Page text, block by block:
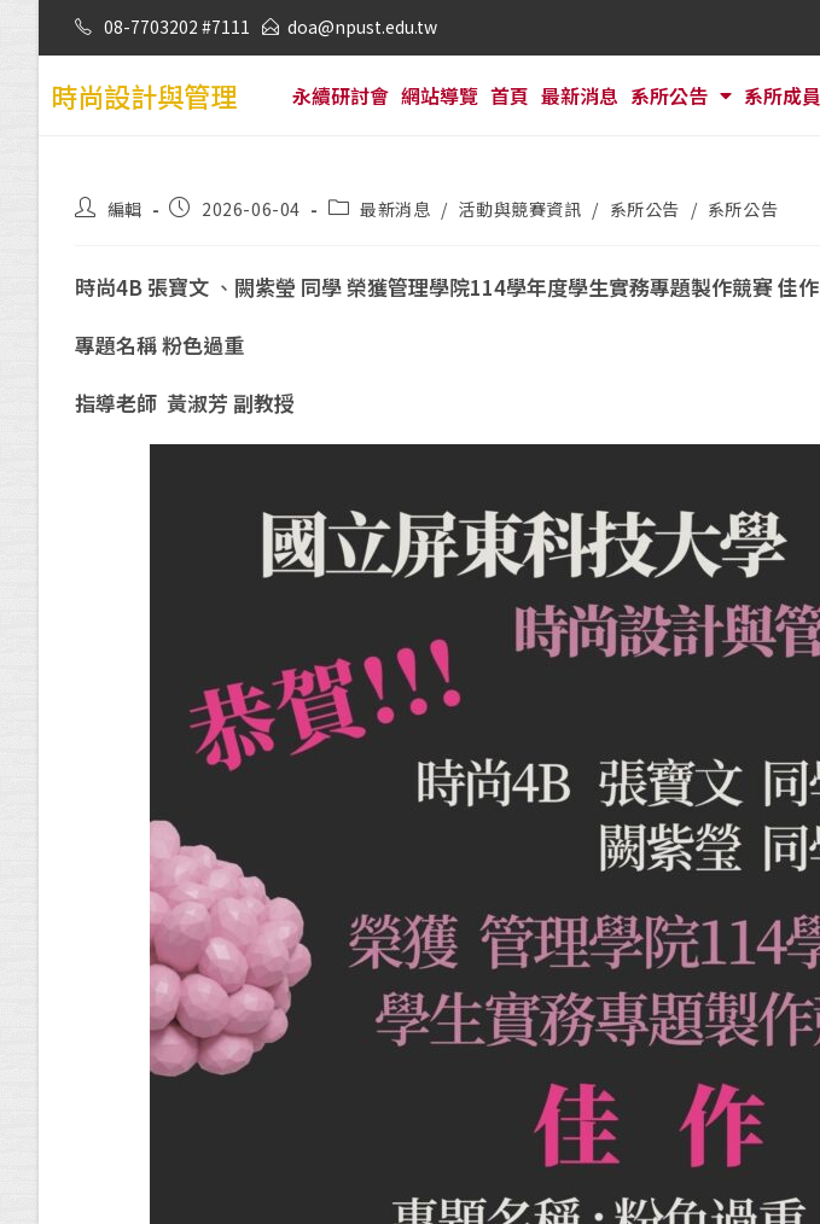
08-7703202 #7111 doa@npust.edu.tw
時尚設計與管理 永續研討會 網站導覽 首頁 最新消息 系所公告 系所成員
編輯 2026-06-04 最新消息 / 活動與競賽資訊 / 系所公告 / 系所公告
時尚4B 張寶文 、 闕紫瑩 同學 榮獲管理學院114學年度學生實務專題製作競賽佳作
專題名稱 粉色過重
指導老師 黃淑芳 副教授